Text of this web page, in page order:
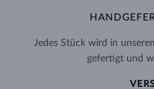
Jedes Stück wird in
gefertigt und